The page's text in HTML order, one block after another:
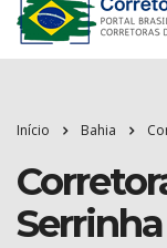
Início Bahia
Serrinha